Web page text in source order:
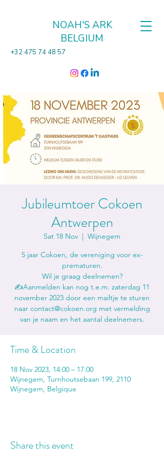
NOAH'S ARK
BELGIUM
+32 475 74 48 57
Jubileumtoer Cokoen
Antwerpen
Sat 18 Nov
  |
Wijnegem
5 jaar Cokoen, de vereniging voor ex-
prematuren.
Wil je graag deelnemen?
✍Aanmelden kan nog t.e.m. zaterdag 11
november 2023 door een mailtje te sturen
naar contact@cokoen.org met vermelding
Time & Location
18 Nov 2023, 14:00 – 17:00
Wijnegem, Turnhoutsebaan 199, 2110
Wijnegem, Belgique
Share this event